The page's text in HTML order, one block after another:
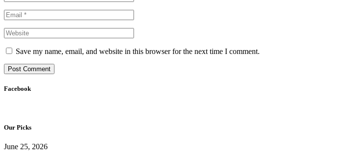
Save my name, email, and website in this browser for the next time I comment.
Facebook
Our Picks
June 25, 2026